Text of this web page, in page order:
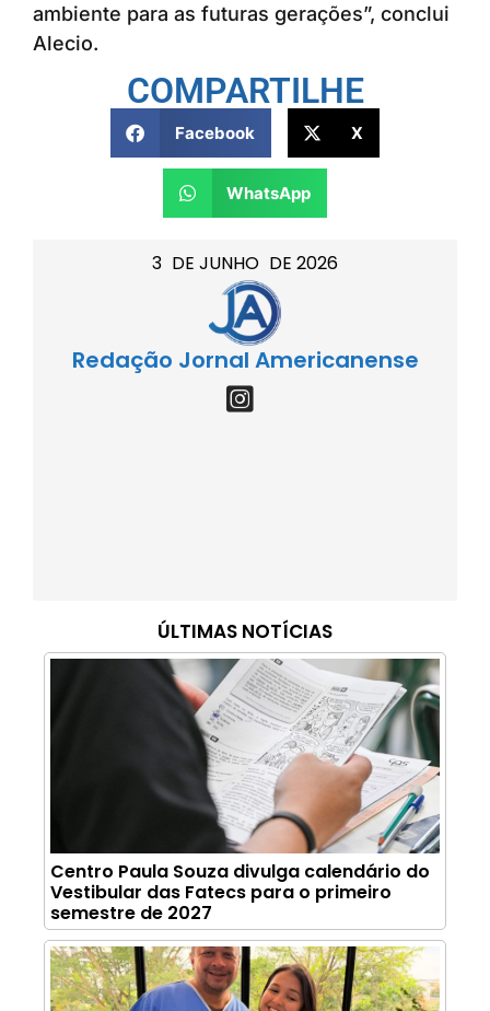
3 DE JUNHO DE 2026
Redação Jornal Americanense
ÚLTIMAS NOTÍCIAS
Centro Paula Souza divulga calendário do
Vestibular das Fatecs para o primeiro
semestre de 2027
ambiente para as futuras gerações”, conclui
Alecio.
COMPARTILHE
Facebook X
WhatsApp